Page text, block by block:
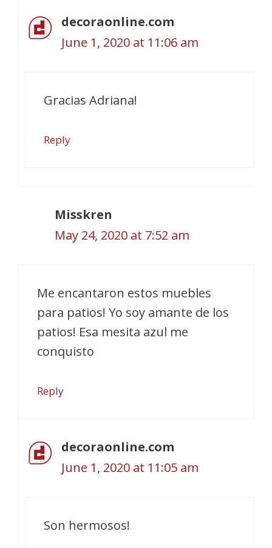
decoraonline.com
June 1, 2020 at 11:06 am
Gracias Adriana!
Reply
Misskren
May 24, 2020 at 7:52 am
Me encantaron estos muebles
para patios! Yo soy amante de los
patios! Esa mesita azul me
conquisto
Reply
decoraonline.com
June 1, 2020 at 11:05 am
Son hermosos!